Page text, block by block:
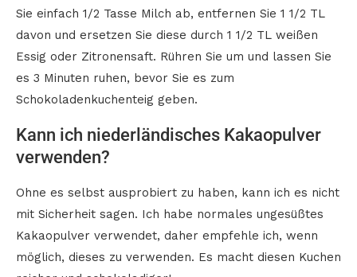
Sie einfach 1/2 Tasse Milch ab, entfernen Sie 1 1/2 TL
davon und ersetzen Sie diese durch 1 1/2 TL weißen
Essig oder Zitronensaft. Rühren Sie um und lassen Sie
es 3 Minuten ruhen, bevor Sie es zum
Schokoladenkuchenteig geben.
Kann ich niederländisches Kakaopulver
verwenden?
Ohne es selbst ausprobiert zu haben, kann ich es nicht
mit Sicherheit sagen. Ich habe normales ungesüßtes
Kakaopulver verwendet, daher empfehle ich, wenn
möglich, dieses zu verwenden. Es macht diesen Kuchen